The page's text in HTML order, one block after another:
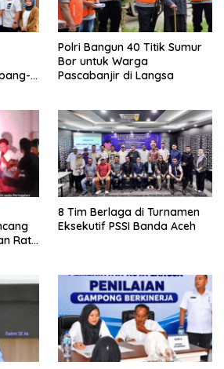
Polri Bangun 40 Titik Sumur
Bor untuk Warga
Pascabanjir di Langsa
Ratu
8 Tim Berlaga di Turnamen
Eksekutif PSSI Banda Aceh